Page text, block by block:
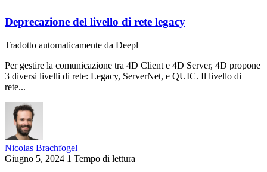
Deprecazione del livello di rete legacy
Tradotto automaticamente da Deepl
Per gestire la comunicazione tra 4D Client e 4D Server, 4D propone
3 diversi livelli di rete: Legacy, ServerNet, e QUIC. Il livello di
rete...
Nicolas Brachfogel
Giugno 5, 2024 1 Tempo di lettura